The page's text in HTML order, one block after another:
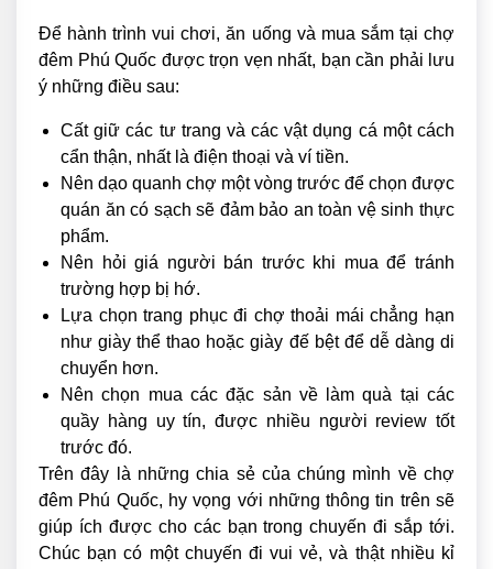
Để hành trình vui chơi, ăn uống và mua sắm tại chợ
đêm Phú Quốc được trọn vẹn nhất, bạn cần phải lưu
ý những điều sau:
Cất giữ các tư trang và các vật dụng cá một cách
cẩn thận, nhất là điện thoại và ví tiền.
Nên dạo quanh chợ một vòng trước để chọn được
quán ăn có sạch sẽ đảm bảo an toàn vệ sinh thực
phẩm.
Nên hỏi giá người bán trước khi mua để tránh
trường hợp bị hớ.
Lựa chọn trang phục đi chợ thoải mái chẳng hạn
như giày thể thao hoặc giày đế bệt để dễ dàng di
chuyển hơn.
Nên chọn mua các đặc sản về làm quà tại các
quầy hàng uy tín, được nhiều người review tốt
trước đó.
Trên đây là những chia sẻ của chúng mình về chợ
đêm Phú Quốc, hy vọng với những thông tin trên sẽ
giúp ích được cho các bạn trong chuyến đi sắp tới.
Chúc bạn có một chuyến đi vui vẻ, và thật nhiều kỉ